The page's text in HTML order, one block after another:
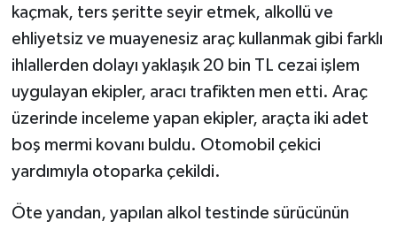
kaçmak, ters şeritte seyir etmek, alkollü ve
ehliyetsiz ve muayenesiz araç kullanmak gibi farklı
ihlallerden dolayı yaklaşık 20 bin TL cezai işlem
uygulayan ekipler, aracı trafikten men etti. Araç
üzerinde inceleme yapan ekipler, araçta iki adet
boş mermi kovanı buldu. Otomobil çekici
yardımıyla otoparka çekildi.
Öte yandan, yapılan alkol testinde sürücünün